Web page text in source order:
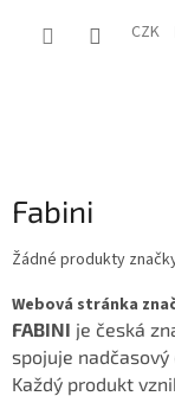
CZK
Fabini
Žádné produkty
Webová stránka
FABINI je česká
spojuje
Každý produkt